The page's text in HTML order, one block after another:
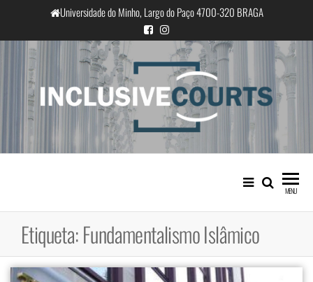
o
conteúdo
Universidade do Minho, Largo do Paço 4700-320 BRAGA
InclusiveCourts
Igualdade e diferença cultural na
prática judicial portuguesa
MENU
Etiqueta:Fundamentalismo Islâmico